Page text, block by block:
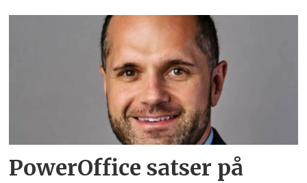
PowerOffice satser på